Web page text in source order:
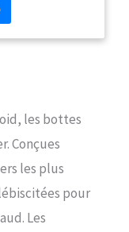
neige et
fondue. Ces
bottes pour
afin que
sentir à l'aise
intérieure
recyclé
chaussure
les bottes
Conçues
les plus
pour
Les